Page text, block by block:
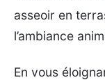
asseoir en
l’ambiance
En vous